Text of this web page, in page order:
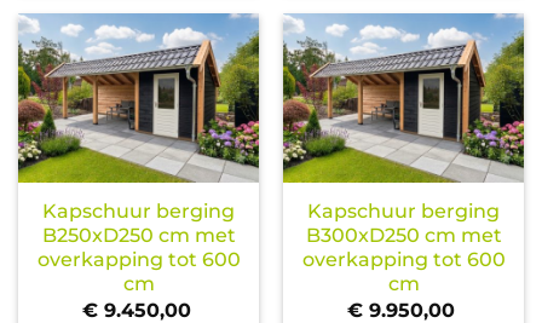
Kapschuur berging
B250xD250 cm met
overkapping tot 600
cm
€9.450,00
Kapschuur berging
B300xD250 cm met
overkapping tot 600
cm
€ 9.950,00